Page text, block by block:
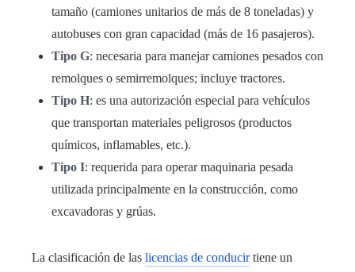
tamaño (camiones unitarios de más de 8 toneladas) y
autobuses con gran capacidad (más de 16 pasajeros).
Tipo G: necesaria para manejar camiones pesados con
remolques o semirremolques; incluye tractores.
Tipo H: es una autorización especial para vehículos
que transportan materiales peligrosos (productos
químicos, inflamables, etc.).
Tipo I: requerida para operar maquinaria pesada
utilizada principalmente en la construcción, como
excavadoras y grúas.
La clasificación de las licencias de conducirtiene un